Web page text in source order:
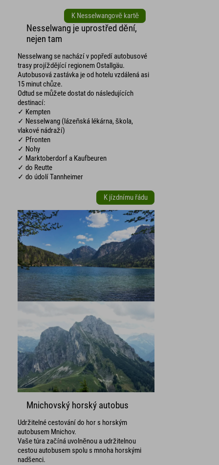
K Nesselwangově kartě
Nesselwang je uprostřed dění,
nejen tam
Nesselwang se nachází v popředí autobusové
trasy projíždějící regionem Ostallgäu.
Autobusová zastávka je od hotelu vzdálená asi
15 minut chůze.
Odtud se můžete dostat do následujících
destinací:
✓ Kempten
✓ Nesselwang (lázeňská lékárna, škola,
vlakové nádraží)
✓ Pfronten
✓ Nohy
✓ Marktoberdorf a Kaufbeuren
✓ do Reutte
✓ do údolí Tannheimer
K jízdnímu řádu
Mnichovský horský autobus
Udržitelné cestování do hor s horským
autobusem Mnichov.
Vaše túra začíná uvolněnou a udržitelnou
cestou autobusem spolu s mnoha horskými
nadšenci.